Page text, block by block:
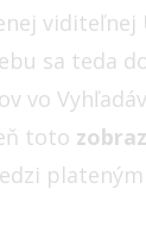
viditeľnej
sa teda
vo
toto z